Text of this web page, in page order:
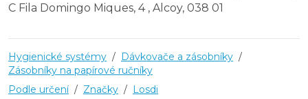
C Fila Domingo Miques, 4 , Alcoy, 038 01
Hygienické systémy / Dávkovače a zásobníky /
Zásobníky na papírové ručníky
Podle určení / Značky / Losdi